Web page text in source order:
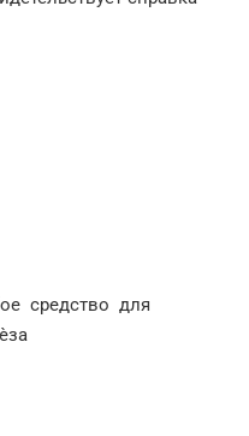
средство для